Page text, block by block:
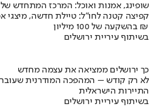
שופינג, אמנות ואוכל: המרכז המתחדש
קפיצה קטנה לחו"ל: טיילת חדשה, מיצגי
בהשקעה של 100 מיליון ₪
בשיתוף עיריית ירושלים
כך ירושלים ממציאה את עצמה מחדש
לא רק קודש – המהפכה המודרנית
התיירות הישראלית
בשיתוף עיריית ירושלים